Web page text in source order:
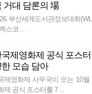
거대 담론의 場
부산세계도서관정보대회
스코 ...
국제영화제 공식 포스
모습 담아
제영화제 사무국이 오는 10
제 공식 포스터를 7 ...